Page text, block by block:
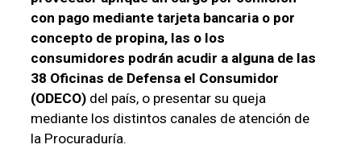
con pago mediante tarjeta bancaria o por
concepto de propina, las o los
consumidores podrán acudir a alguna de las
38 Oficinas de Defensa el Consumidor
(ODECO) del país, o presentar su queja
mediante los distintos canales de atención de
la Procuraduría.